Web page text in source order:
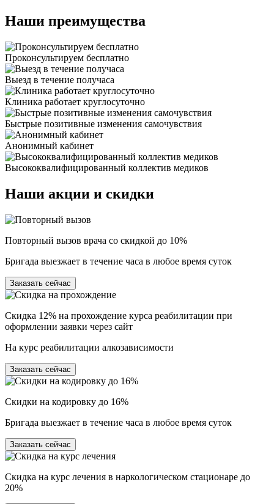
Наши преимущества
Проконсультируем бесплатно
Выезд в течение получаса
Клиника работает круглосуточно
Быстрые позитивные изменения самочувствия
Анонимный кабинет
Высококвалифицированный коллектив медиков
Наши акции и скидки
Повторный вызов врача со скидкой до 10%
Бригада выезжает в течение часа в любое время суток
Заказать сейчас
Скидка 12% на прохождение курса реабилитации при
оформлении заявки через сайт
На курс реабилитации алкозависимости
Заказать сейчас
Скидки на кодировку до 16%
Бригада выезжает в течение часа в любое время суток
Заказать сейчас
Скидка на курс лечения в наркологическом стационаре до
20%